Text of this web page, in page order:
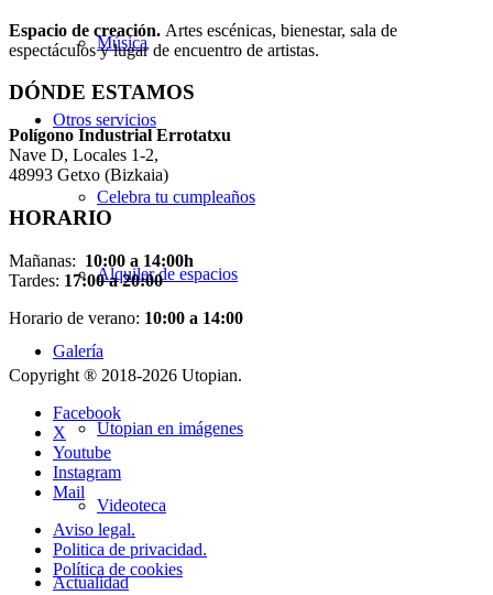
Música
Otros servicios
Celebra tu cumpleaños
Alquiler de espacios
Galería
Utopian en imágenes
Videoteca
Actualidad
Espacio de creación. Artes escénicas, bienestar, sala de
espectáculos y lugar de encuentro de artistas.
DÓNDE ESTAMOS
Polígono Industrial Errotatxu
Nave D, Locales 1-2,
48993 Getxo (Bizkaia)
HORARIO
Mañanas: 10:00 a 14:00h
Tardes: 17:00 a 20:00
Horario de verano: 10:00 a 14:00
Copyright ® 2018-2026 Utopian.
Facebook
X
Youtube
Instagram
Mail
Aviso legal.
Politica de privacidad.
Política de cookies